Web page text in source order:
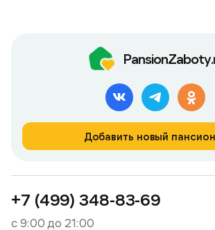
Добавить новый
+7 (499) 348-83-69
с 9:00 до 21:00